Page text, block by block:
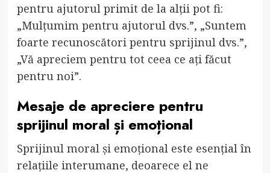
pentru ajutorul primit de la alții pot fi:
„Mulțumim pentru ajutorul dvs.”, „Suntem
foarte recunoscători pentru sprijinul dvs.”,
„Vă apreciem pentru tot ceea ce ați făcut
pentru noi”.
Mesaje de apreciere pentru
sprijinul moral și emoțional
Sprijinul moral și emoțional este esențial în
relațiile interumane, deoarece el ne